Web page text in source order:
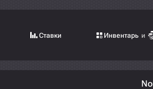
Ставки Инвентарь и